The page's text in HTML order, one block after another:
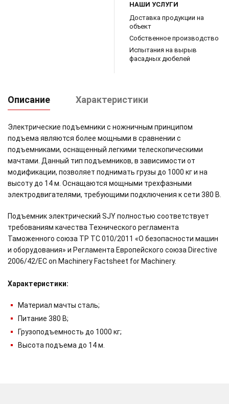
НАШИ УСЛУГИ
Доставка продукции на
объект
Собственное производство
Испытания на вырыв
фасадных дюбелей
Описание Характеристики
Электрические подъемники с ножничным принципом
подъема являются более мощными в сравнении с
подъемниками, оснащенный легкими телескопическими
мачтами. Данный тип подъемников, в зависимости от
модификации, позволяет поднимать грузы до 1000 кг и на
высоту до 14 м. Оснащаются мощными трехфазными
электродвигателями, требующими подключения к сети 380 В.
Подъемник электрический SJY полностью соответствует
требованиям качества Технического регламента
Таможенного союза ТР ТС 010/2011 «О безопасности машин
и оборудования» и Регламента Европейского союза Directive
2006/42/EC on Machinery Factsheet for Machinery.
Характеристики:
Материал мачты сталь;
Питание 380 В;
Грузоподъемность до 1000 кг;
Высота подъема до 14 м.